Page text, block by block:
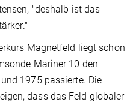
"deshalb ist das
Magnetfeld liegt schon
Mariner 10 den
1975 passierte. Die
dass das Feld globaler